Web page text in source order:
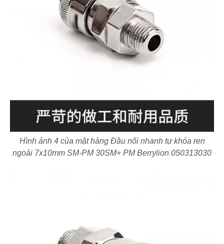
Hình ảnh 4 của mặt hàng Đầu nối nhanh tự khóa ren
ngoài 7x10mm SM-PM 30SM+ PM Berrylion 050313030